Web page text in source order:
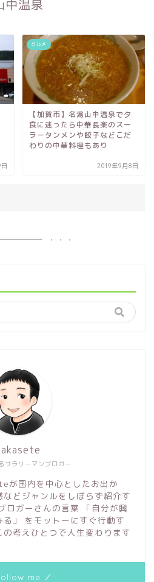
中温泉
グルメ
【加賀市】名湯山中温泉で夕
食に迷ったら中華長楽のスー
ラータンメンや餃子などこだ
わりの中華料理もあり
2019年9月8日
サラリーマンブロガー
が国内を中心としたお出か
どジャンルをしぼらず紹介す
ロガーさんの言葉 「自分が興
」 をモットーにすぐ行動す
考えひとつで人生変わります
me ／